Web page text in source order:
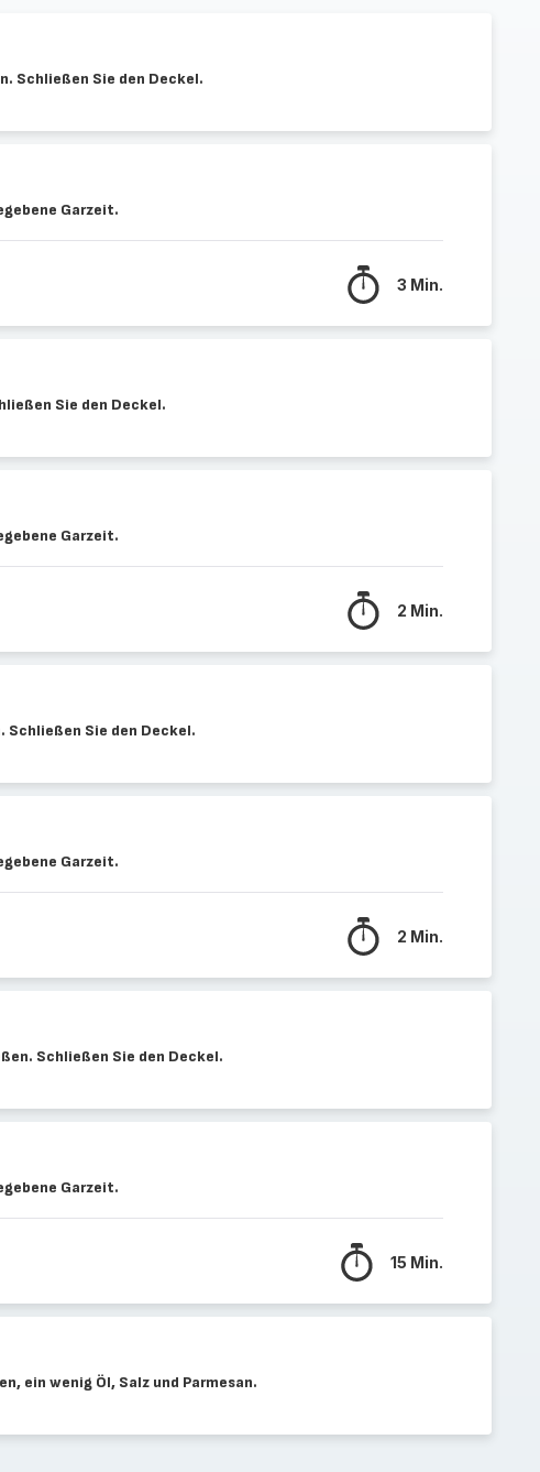
Schließen Sie den Deckel.
Garzeit.
3 Min.
Sie den Deckel.
Garzeit.
2 Min.
Schließen Sie den Deckel.
Garzeit.
2 Min.
Schließen Sie den Deckel.
Garzeit.
15 Min.
ein wenig Öl, Salz und Parmesan.